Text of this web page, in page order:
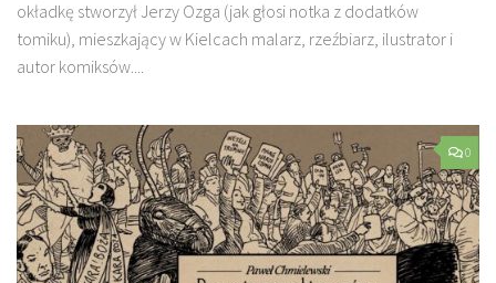
okładkę stworzył Jerzy Ozga (jak głosi notka z dodatków
tomiku), mieszkający w Kielcach malarz, rzeźbiarz, ilustrator i
autor komiksów....
0